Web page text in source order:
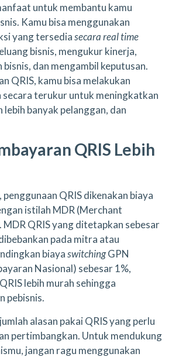
untuk membantu kamu
Kamu bisa menggunakan
yang tersediasecara real time
bisnis, mengukur kinerja,
dan mengambil keputusan.
QRIS, kamu bisa melakukan
secara terukur untuk meningkatkan
lebih banyak pelanggan, dan
QRIS Lebih
penggunaan QRIS dikenakan biaya
istilah MDR (Merchant
MDR QRIS yang ditetapkan sebesar
pada mitra atau
biayaswitchingGPN
Nasional) sebesar 1%,
lebih murah sehingga
pebisnis.
alasan pakai QRIS yang perlu
pertimbangkan. Untuk mendukung
jangan ragu menggunakan